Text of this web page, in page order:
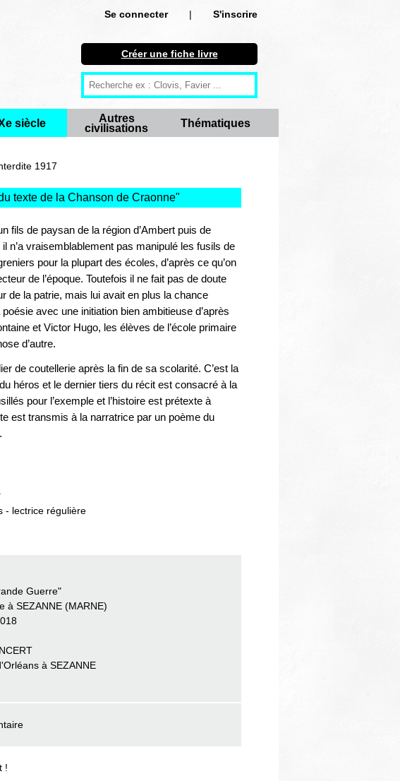
Se connecter |
S'inscrire
S'inscrire
Créer une fiche livre
Antiquité
Epoque moderne
XXe siècle
Autres civilisations
Thématiques
Créer une fiche livre
siècle
Autres
civilisations
Thématiques
1917
texte de la Chanson de Craonne"
fils de paysan de la région d’Ambert puis de
n’a vraisemblablement pas manipulé les fusils de
pour la plupart des écoles, d’après ce qu’on
de l’époque. Toutefois il ne fait pas de doute
de la patrie, mais lui avait en plus la chance
avec une initiation bien ambitieuse d’après
et Victor Hugo, les élèves de l’école primaire
d’autre.
de coutellerie après la fin de sa scolarité. C’est la
héros et le dernier tiers du récit est consacré à la
pour l’exemple et l’histoire est prétexte à
est transmis à la narratrice par un poème du
- lectrice régulière
Guerre"
à SEZANNE (MARNE)
à SEZANNE
!